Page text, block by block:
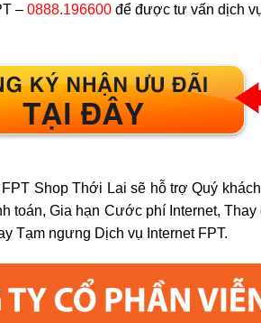
– 0888.196600 để được tư vấn dịch
Shop Thới Lai sẽ hỗ trợ Quý
toán, Gia hạn Cước phí Internet,
Tạm ngưng Dịch vụ Internet FPT.